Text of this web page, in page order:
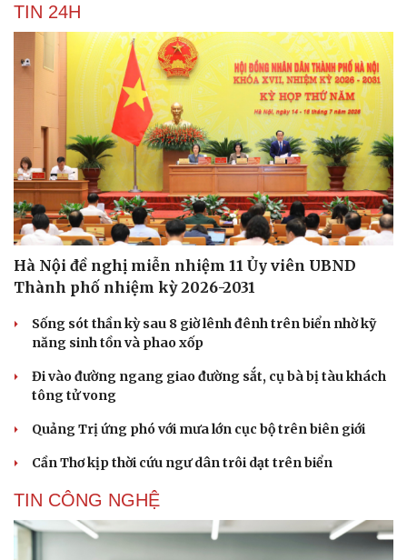
TIN 24H
Hà Nội đề nghị miễn nhiệm 11 Ủy viên UBND
Thành phố nhiệm kỳ 2026-2031
Sống sót thần kỳ sau 8 giờ lênh đênh trên biển nhờ kỹ
năng sinh tồn và phao xốp
Đi vào đường ngang giao đường sắt, cụ bà bị tàu khách
tông tử vong
Quảng Trị ứng phó với mưa lớn cục bộ trên biên giới
Cần Thơ kịp thời cứu ngư dân trôi dạt trên biển
TIN CÔNG NGHỆ